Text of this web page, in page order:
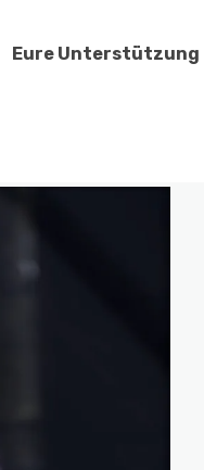
Eure Unterstützung